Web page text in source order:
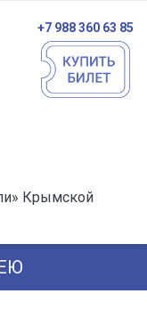
+7 988 360 63 85
Крымской